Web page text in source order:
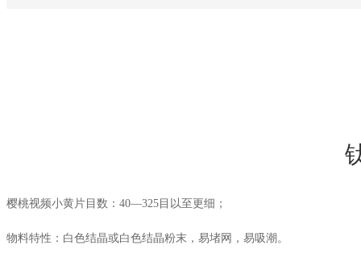
樱桃视频小黄片目数：40—325目以至更细；
物料特性：白色结晶或白色结晶粉末，易堵网，易吸潮。